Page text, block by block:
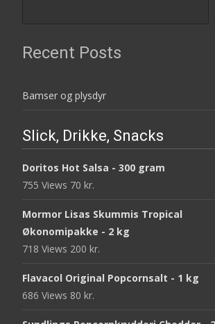
Recent Posts
Bamser og plysdyr
Slick, Drikke, Snacks
Doritos Hot Salsa - 300 gram
755 Views 70 kr.
Mormor Lisas Skummis Tropical
Økonomipakke - 2 kg
718 Views 200 kr.
Flavacol Original Popcornsalt - 1 kg
686 Views 80 kr.